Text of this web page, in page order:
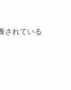
されている